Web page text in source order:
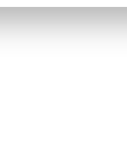
der Reise.